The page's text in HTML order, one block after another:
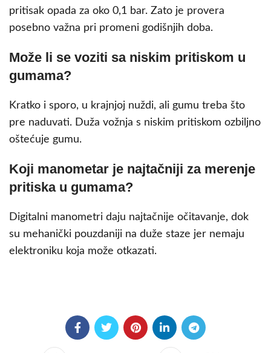
pritisak opada za oko 0,1 bar. Zato je provera
posebno važna pri promeni godišnjih doba.
Može li se voziti sa niskim pritiskom u
gumama?
Kratko i sporo, u krajnjoj nuždi, ali gumu treba što
pre naduvati. Duža vožnja s niskim pritiskom ozbiljno
oštećuje gumu.
Koji manometar je najtačniji za merenje
pritiska u gumama?
Digitalni manometri daju najtačnije očitavanje, dok
su mehanički pouzdaniji na duže staze jer nemaju
elektroniku koja može otkazati.